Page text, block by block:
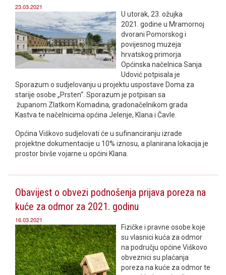
23.03.2021
U utorak, 23. ožujka
2021. godine u Mramornoj
dvorani Pomorskog i
povijesnog muzeja
hrvatskog primorja
Općinska načelnica Sanja
Udović potpisala je
Sporazum o sudjelovanju u projektu uspostave Doma za
starije osobe „Prsten“. Sporazum je potpisan sa
županom Zlatkom Komadina, gradonačelnikom grada
Kastva te načelnicima općina Jelenje, Klana i Čavle.
Općina Viškovo sudjelovati će u sufinanciranju izrade
projektne dokumentacije u 10% iznosu, a planirana lokacija je
prostor bivše vojarne u općini Klana.
Obavijest o obvezi podnošenja prijava poreza na
kuće za odmor za 2021. godinu
16.03.2021
Fizičke i pravne osobe koje
su vlasnici kuća za odmor
na području općine Viškovo
obveznici su plaćanja
poreza na kuće za odmor te